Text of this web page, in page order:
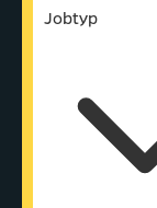
Jobtyp